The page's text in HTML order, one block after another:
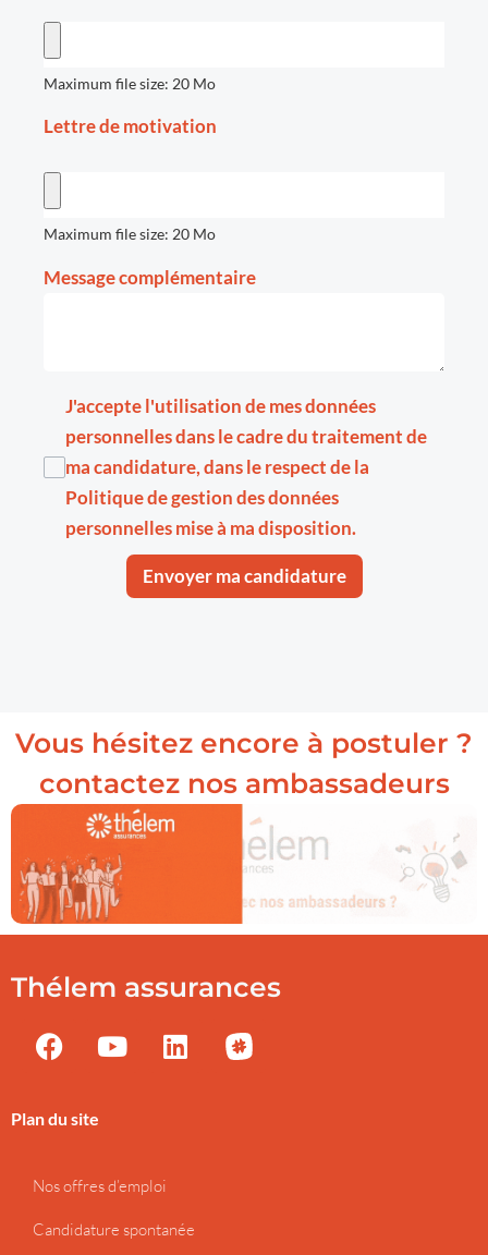
Maximum file size: 20 Mo
Lettre de motivation
Maximum file size: 20 Mo
Message complémentaire
J'accepte l'utilisation de mes données
personnelles dans le cadre du traitement de
ma candidature, dans le respect de la
Politique de gestion des données
personnellesmise à ma disposition.
Envoyer ma candidature
Vous hésitez encore à postuler ?
contactez nos ambassadeurs
Thélem assurances
Plan du site
Nos offres d’emploi
Candidature spontanée